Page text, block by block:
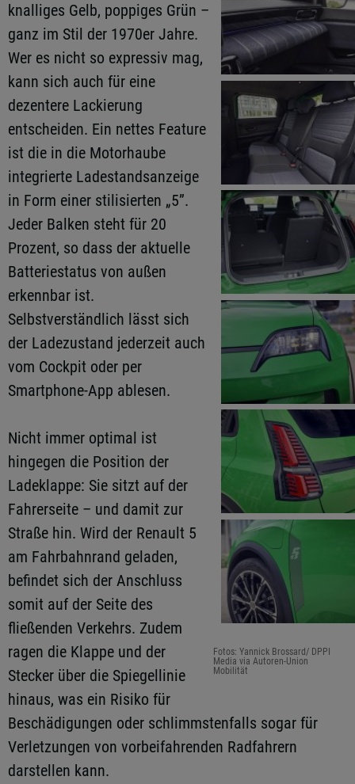
Fotos: Yannick Brossard/ DPPI
Media via Autoren-Union
Mobilität
knalliges Gelb, poppiges Grün –
ganz im Stil der 1970er Jahre.
Wer es nicht so expressiv mag,
kann sich auch für eine
dezentere Lackierung
entscheiden. Ein nettes Feature
ist die in die Motorhaube
integrierte Ladestandsanzeige
in Form einer stilisierten „5”.
Jeder Balken steht für 20
Prozent, so dass der aktuelle
Batteriestatus von außen
erkennbar ist.
Selbstverständlich lässt sich
der Ladezustand jederzeit auch
vom Cockpit oder per
Smartphone-App ablesen.
Nicht immer optimal ist
hingegen die Position der
Ladeklappe: Sie sitzt auf der
Fahrerseite – und damit zur
Straße hin. Wird der Renault 5
am Fahrbahnrand geladen,
befindet sich der Anschluss
somit auf der Seite des
fließenden Verkehrs. Zudem
ragen die Klappe und der
Stecker über die Spiegellinie
hinaus, was ein Risiko für
Beschädigungen oder schlimmstenfalls sogar für
Verletzungen von vorbeifahrenden Radfahrern
darstellen kann.